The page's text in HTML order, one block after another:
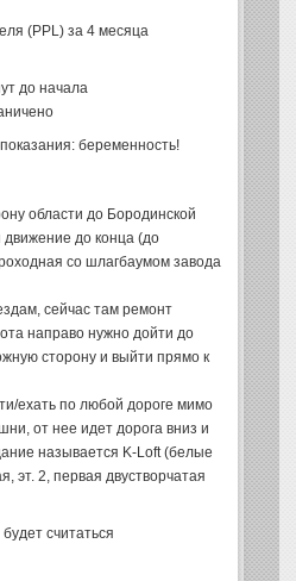
(PPL) за 4 месяца
до начала
беременность!
области до Бородинской
движение до конца (до
со шлагбаумом завода
сейчас там ремонт
направо нужно дойти до
сторону и выйти прямо к
ехать по любой дороге мимо
от нее идет дорога вниз и
называется K-Loft (белые
эт. 2, первая двустворчатая
считаться